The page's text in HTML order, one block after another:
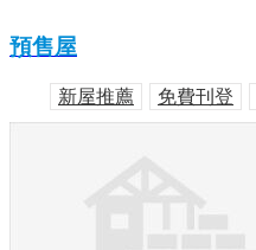
預售屋
新屋推薦 免費刊登